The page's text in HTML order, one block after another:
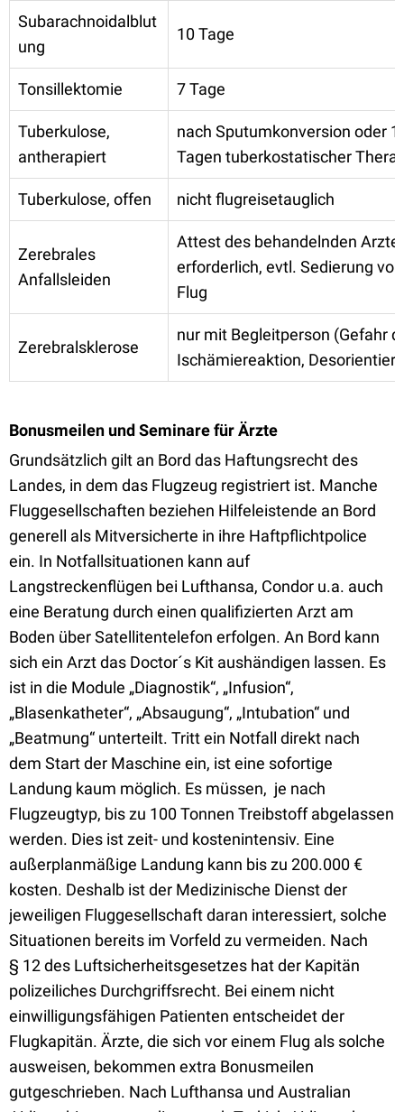
Subarachnoidalblut
ung
10 Tage
Tonsillektomie 7 Tage
Tuberkulose,
antherapiert
nach Sputumkonversion oder
Tagen tuberkostatischer
Tuberkulose, offen nicht flugreisetauglich
Zerebrales
Anfallsleiden
Attest des behandelnden
erforderlich, evtl. Sedierung vor
Flug
Zerebralsklerose
nur mit Begleitperson (Gefahr
Ischämiereaktion,
Bonusmeilen und Seminare für Ärzte
Grundsätzlich gilt an Bord das Haftungsrecht des
Landes, in dem das Flugzeug registriert ist. Manche
Fluggesellschaften beziehen Hilfeleistende an Bord
generell als Mitversicherte in ihre Haftpflichtpolice
ein. In Notfallsituationen kann auf
Langstreckenflügen bei Lufthansa, Condor u.a. auch
eine Beratung durch einen qualifizierten Arzt am
Boden über Satellitentelefon erfolgen. An Bord kann
sich ein Arzt das Doctor´s Kit aushändigen lassen. Es
ist in die Module „Diagnostik“, „Infusion“,
„Blasenkatheter“, „Absaugung“, „Intubation“ und
„Beatmung“ unterteilt. Tritt ein Notfall direkt nach
dem Start der Maschine ein, ist eine sofortige
Landung kaum möglich. Es müssen, je nach
Flugzeugtyp, bis zu 100 Tonnen Treibstoff abgelassen
werden. Dies ist zeit- und kostenintensiv. Eine
außerplanmäßige Landung kann bis zu 200.000 €
kosten. Deshalb ist der Medizinische Dienst der
jeweiligen Fluggesellschaft daran interessiert, solche
Situationen bereits im Vorfeld zu vermeiden. Nach
§ 12 des Luftsicherheitsgesetzes hat der Kapitän
polizeiliches Durchgriffsrecht. Bei einem nicht
einwilligungsfähigen Patienten entscheidet der
Flugkapitän. Ärzte, die sich vor einem Flug als solche
ausweisen, bekommen extra Bonusmeilen
gutgeschrieben. Nach Lufthansa und Australian